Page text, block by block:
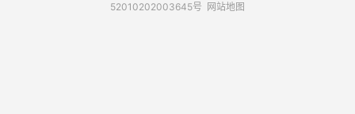
52010202003645号 网站地图